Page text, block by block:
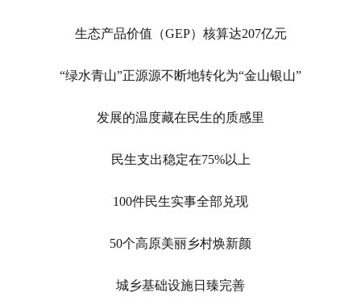
生态产品价值（GEP）核算达207亿元
“绿水青山”正源源不断地转化为“金山银山”
发展的温度藏在民生的质感里
民生支出稳定在75%以上
100件民生实事全部兑现
50个高原美丽乡村焕新颜
城乡基础设施日臻完善